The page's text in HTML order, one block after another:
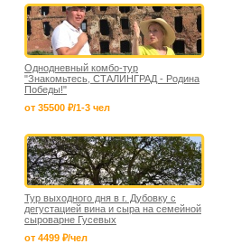
Однодневный комбо-тур
"Знакомьтесь, СТАЛИНГРАД - Родина
Победы!"
от 35500 ₽/1-3 чел
Тур выходного дня в г. Дубовку с
дегустацией вина и сыра на семейной
сыроварне Гусевых
от 4499 ₽/чел